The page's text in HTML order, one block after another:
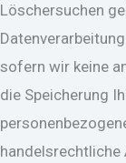
Löschersuchen
sofern wir keine
die Speicherung